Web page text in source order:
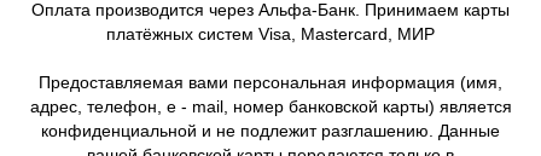
Оплата производится через Альфа-Банк. Принимаем карты
платёжных систем Visa, Mastercard, МИР
Предоставляемая вами персональная информация (имя,
адрес, телефон, e - mail, номер банковской карты) является
конфиденциальной и не подлежит разглашению. Данные